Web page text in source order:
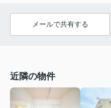
メールで共有する
近隣の物件